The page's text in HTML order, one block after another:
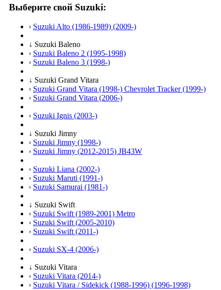
Выберите свой Suzuki:
› Suzuki Alto (1986-1989) (2009-)
↓ Suzuki Baleno
› Suzuki Baleno 2 (1995-1998)
› Suzuki Baleno 3 (1998-)
↓ Suzuki Grand Vitara
› Suzuki Grand Vitara (1998-) Chevrolet Tracker (1999-)
› Suzuki Grand Vitara (2006-)
› Suzuki Ignis (2003-)
↓ Suzuki Jimny
› Suzuki Jimny (1998-)
› Suzuki Jimny (2012-2015) JB43W
› Suzuki Liana (2002-)
› Suzuki Maruti (1991-)
› Suzuki Samurai (1981-)
↓ Suzuki Swift
› Suzuki Swift (1989-2001) Metro
› Suzuki Swift (2005-2010)
› Suzuki Swift (2011-)
› Suzuki SX-4 (2006-)
↓ Suzuki Vitara
› Suzuki Vitara (2014-)
› Suzuki Vitara / Sidekick (1988-1996) (1996-1998)